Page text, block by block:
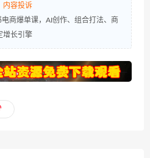
内容投诉
电商爆单课，AI创作、组合打法、商
增长引擎